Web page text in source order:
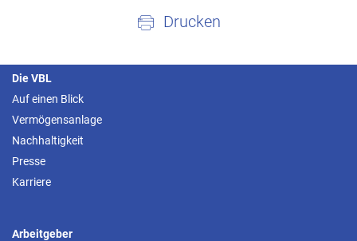
Drucken
Die VBL
Auf einen Blick
Vermögensanlage
Nachhaltigkeit
Presse
Karriere
Arbeitgeber